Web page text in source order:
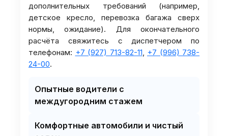
дополнительных требований (например,
детское кресло, перевозка багажа сверх
нормы, ожидание). Для окончательного
расчёта свяжитесь с диспетчером по
телефонам: +7 (927) 713-82-11, +7 (996) 738-
24-00.
Опытные водители с
междугородним стажем
Комфортные автомобили и чистый